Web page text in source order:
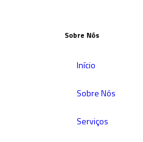
Sobre Nós
Início
Sobre Nós
Serviços